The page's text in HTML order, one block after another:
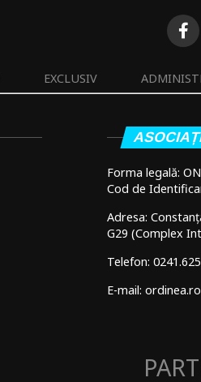
EXCLUSIV
Forma legală:
Cod de
Adresa:
G29 (Complex
Telefon:
E-mail: